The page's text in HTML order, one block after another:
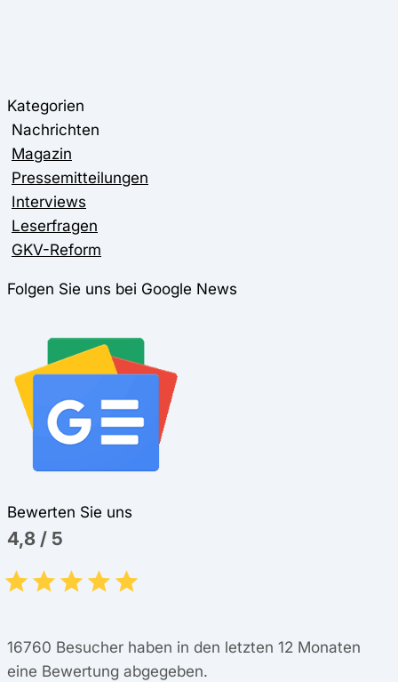
Kategorien
Nachrichten
Magazin
Pressemitteilungen
Interviews
Leserfragen
GKV-Reform
Folgen Sie uns bei Google News
Bewerten Sie uns
4,8 / 5
16760 Besucher haben in den letzten 12 Monaten
eine Bewertung abgegeben.